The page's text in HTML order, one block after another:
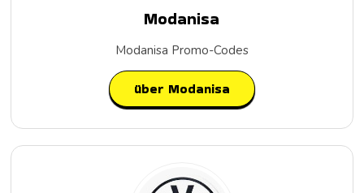
Modanisa
Modanisa Promo-Codes
über Modanisa